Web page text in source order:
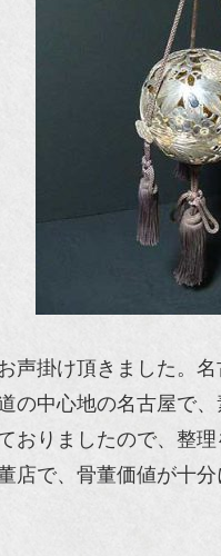
声掛け頂きました。
の中心地の名古屋で
おりましたので、整
店で、骨董価値が十